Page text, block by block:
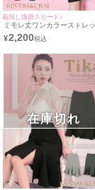
360度どこから見ても
ストレッチ素材のタ
く、常に「完璧な私」
着回し抜群スカート♪
ミモレ丈ワンカラーストレッ
タイトスカート (ワインレッ
ネイビー/ブラック) (Mサイズ)
¥2,200
在庫切れ